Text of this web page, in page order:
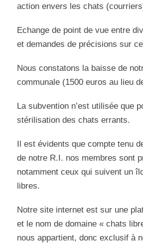
action envers les chats
Echange de point de vue entre
et demandes de précisions sur
Nous constatons la baisse de
communale (1500 euros au lieu
La subvention n’est utilisée que
stérilisation des chats errants.
Il est évidents que compte tenu
de notre R.I. nos membres sont
notamment ceux qui suivent un
libres.
Notre site internet est sur une
et le nom de domaine « chats
nous appartient, donc exclusif à